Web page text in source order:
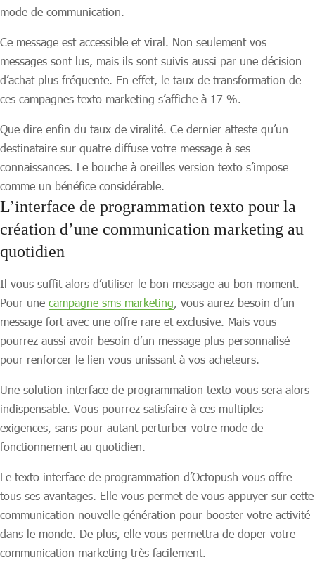
mode de communication.
Ce message est accessible et viral. Non seulement vos
messages sont lus, mais ils sont suivis aussi par une décision
d’achat plus fréquente. En effet, le taux de transformation de
ces campagnes texto marketing s’affiche à 17 %.
Que dire enfin du taux de viralité. Ce dernier atteste qu’un
destinataire sur quatre diffuse votre message à ses
connaissances. Le bouche à oreilles version texto s’impose
comme un bénéfice considérable.
L’interface de programmation texto pour la
création d’une communication marketing au
quotidien
Il vous suffit alors d’utiliser le bon message au bon moment.
Pour une campagne sms marketing, vous aurez besoin d’un
message fort avec une offre rare et exclusive. Mais vous
pourrez aussi avoir besoin d’un message plus personnalisé
pour renforcer le lien vous unissant à vos acheteurs.
Une solution interface de programmation texto vous sera alors
indispensable. Vous pourrez satisfaire à ces multiples
exigences, sans pour autant perturber votre mode de
fonctionnement au quotidien.
Le texto interface de programmation d’Octopush vous offre
tous ses avantages. Elle vous permet de vous appuyer sur cette
communication nouvelle génération pour booster votre activité
dans le monde. De plus, elle vous permettra de doper votre
communication marketing très facilement.